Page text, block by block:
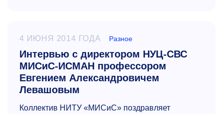
4 ИЮНЯ 2014 ГОДА Разное
Интервью с директором НУЦ-СВС
МИСиС-ИСМАН профессором
Евгением Александровичем
Левашовым
Коллектив НИТУ «МИСиС» поздравляет